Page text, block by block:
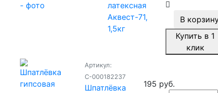
латексная
Аквест-71,
1,5кг
В
Купить в 1
клик
Артикул:
С-000182237
Шпатлёвка
195 руб.